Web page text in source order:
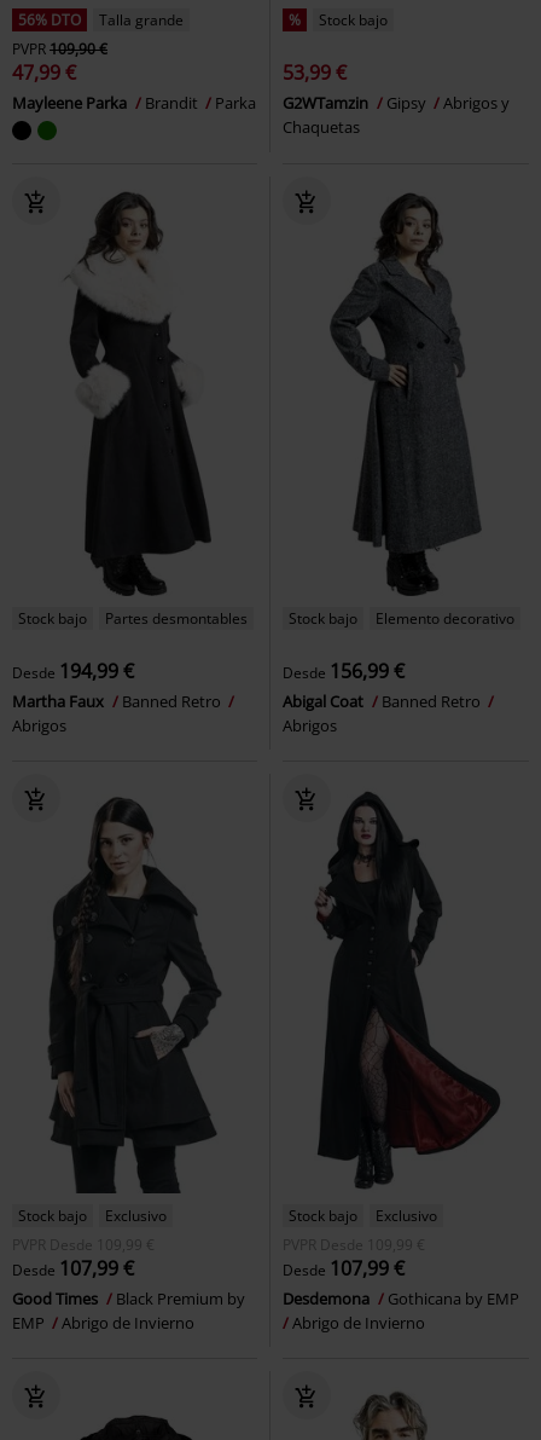
56% DTO
Talla grande
PVPR109,90 €
47,99 €
Mayleene Parka Brandit Parka
% Stock bajo
53,99 €
G2WTamzin Gipsy
Abrigos y
Chaquetas
Stock bajo Partes desmontables
Desde 194,99 €
Martha Faux
Banned Retro
Abrigos
Stock bajo Elemento decorativo
Desde 156,99 €
Abigal Coat
Banned Retro
Abrigos
Stock bajo
Exclusivo
PVPR
Desde 109,99 €
Desde 107,99 €
Good Times
Black Premium by
EMP
Abrigo de Invierno
Stock bajo
Exclusivo
PVPR
Desde 109,99 €
Desde 107,99 €
Desdemona
Gothicana by EMP
Abrigo de Invierno